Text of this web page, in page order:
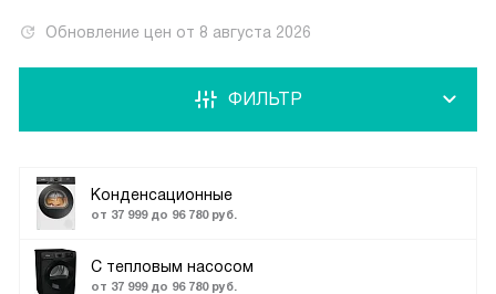
Обновление цен от 8 августа 2026
Конденсационные
от 37 999 до 96 780 руб.
С тепловым насосом
от 37 999 до 96 780 руб.
ФИЛЬТР